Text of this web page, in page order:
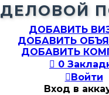
ДЕЛОВОЙ
ДОБАВИТЬ
ДОБАВИТЬ
ДОБАВИТЬ
 0
Войти
Вход в